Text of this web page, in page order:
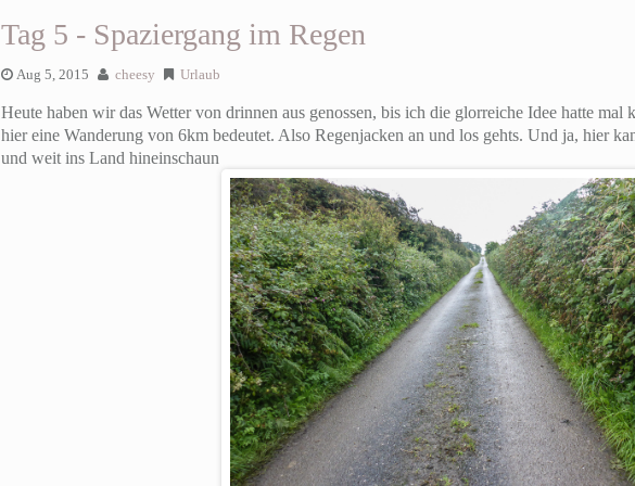
Tag 5 - Spaziergang im Regen
Aug 5, 2015 cheesy Urlaub
Heute haben wir das Wetter von drinnen aus genossen, bis ich die glorreiche Idee hatte mal
hier eine Wanderung von 6km bedeutet. Also Regenjacken an und los gehts. Und ja, hier
und weit ins Land hineinschaun